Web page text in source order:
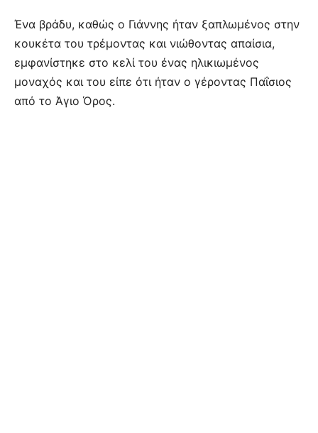
Ένα βράδυ, καθώς ο Γιάννης ήταν ξαπλωμένος στην
κουκέτα του τρέμοντας και νιώθοντας απαίσια,
εμφανίστηκε στο κελί του ένας ηλικιωμένος
μοναχός και του είπε ότι ήταν ο γέροντας Παΐσιος
από το Άγιο Όρος.